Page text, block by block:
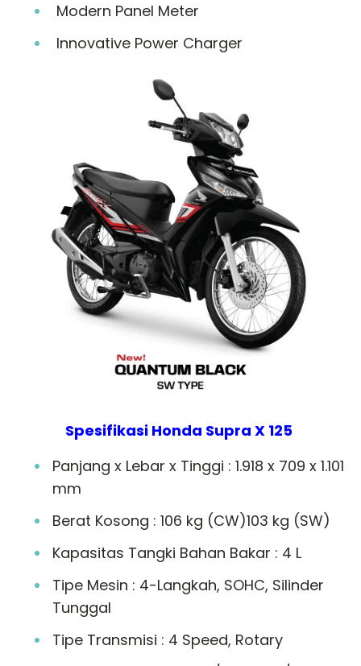
Modern Panel Meter
Innovative Power Charger
Spesifikasi Honda Supra X 125
Panjang x Lebar x Tinggi : 1.918 x 709 x 1.101
mm
Berat Kosong : 106 kg (CW)103 kg (SW)
Kapasitas Tangki Bahan Bakar : 4 L
Tipe Mesin : 4-Langkah, SOHC, Silinder
Tunggal
Tipe Transmisi : 4 Speed, Rotary